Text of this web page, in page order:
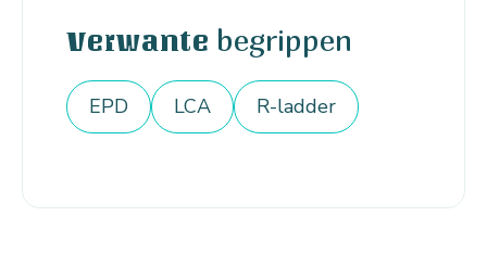
Verwante begrippen
EPD LCA R-ladder